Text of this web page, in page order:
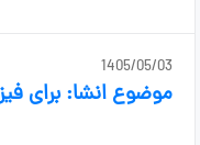
1405/05/03
موضوع انشا: برای